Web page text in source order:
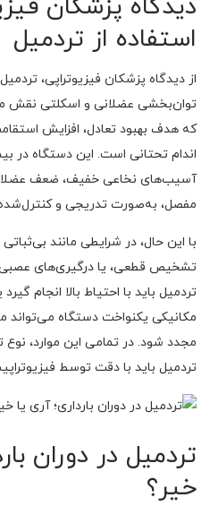
دیدگاه پزشکان
استفاده از تردمیل
از دیدگاه پزشکان فیزیوتراپی،
توان‌بخشی عضلانی و اسکلتی نقش
که هدف بهبود تعادل، افزایش
اندام تحتانی است. این دستگاه در
آسیب‌های نخاعی خفیف، ضعف
مفصل، به‌صورت تدریجی و کنترل‌شده
با این حال، در شرایطی مانند
تشخیص قطعی، یا درگیری‌های
تردمیل باید با احتیاط بالا انجام
مکانیکی یکنواخت دستگاه می‌تواند
مجدد شود. در تمامی این موارد،
تردمیل باید با دقت توسط
تردمیل در دوران
خیر؟